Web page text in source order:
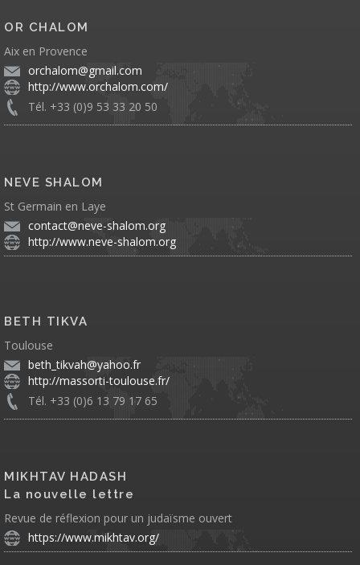
OR CHALOM
Aix en Provence
orchalom@gmail.com
http://www.orchalom.com/
Tél. +33 (0)9 53 33 20 50
NEVE SHALOM
St Germain en Laye
contact@neve-shalom.org
http://www.neve-shalom.org
BETH TIKVA
Toulouse
beth_tikvah@yahoo.fr
http://massorti-toulouse.fr/
Tél. +33 (0)6 13 79 17 65
MIKHTAV HADASH
La nouvelle lettre
Revue de réflexion pour un judaïsme ouvert
https://www.mikhtav.org/